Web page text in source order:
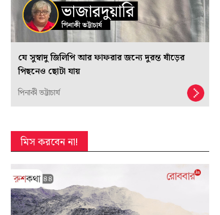
যে সুস্বাদু জিলিপি আর ফাফরার জন্যে দুরন্ত ষাঁড়ের
পিছনেও ছোটা যায়
পিনাকী ভট্টাচার্য
মিস করবেন না!